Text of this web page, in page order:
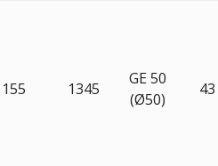
155 1345
GE 50
(Ø50)
43